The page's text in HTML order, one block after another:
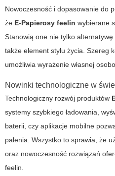
Nowoczesność i dopasowanie do
że E-Papierosy feelin wybierane
Stanowią one nie tylko
także element stylu życia. Szereg
umożliwia wyrażenie własnej
Nowinki technologiczne w
Technologiczny rozwój produktów
systemy szybkiego ładowania,
baterii, czy aplikacje mobilne
palenia. Wszystko to sprawia, że
oraz nowoczesność rozwiązań
feelin.